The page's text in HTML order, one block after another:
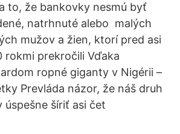
to, že bankovky nesmú byť
natrhnuté alebo malých
mužov a žien, ktorí pred asi
rokmi prekročili Vďaka
ropné giganty v Nigérii –
Prevláda názor, že náš druh
úspešne šíriť asi čet